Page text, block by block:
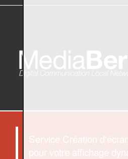
Service Création
pour votre affichage